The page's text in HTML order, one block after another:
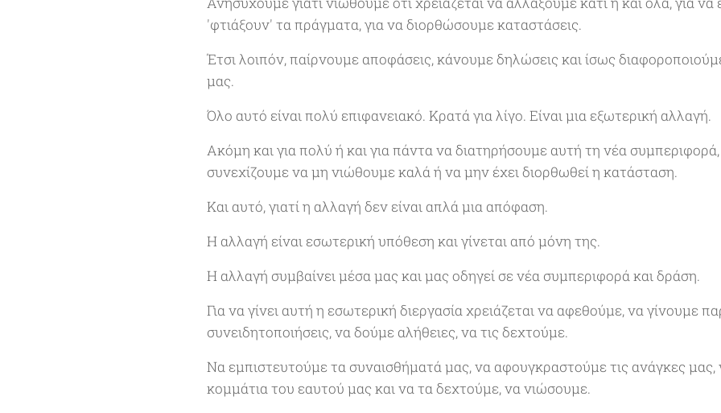
'φτιάξουν' τα πράγματα, για να διορθώσουμε καταστάσεις.
Έτσι λοιπόν, παίρνουμε αποφάσεις, κάνουμε δηλώσεις και ίσως
μας.
Όλο αυτό είναι πολύ επιφανειακό. Κρατά για λίγο. Είναι μια εξωτερική αλλαγή.
Ακόμη και για πολύ ή και για πάντα να διατηρήσουμε αυτή τη νέα
συνεχίζουμε να μη νιώθουμε καλά ή να μην έχει διορθωθεί η κατάσταση.
Και αυτό, γιατί η αλλαγή δεν είναι απλά μια απόφαση.
Η αλλαγή είναι εσωτερική υπόθεση και γίνεται από μόνη της.
Η αλλαγή συμβαίνει μέσα μας και μας οδηγεί σε νέα συμπεριφορά και δράση.
Για να γίνει αυτή η εσωτερική διεργασία χρειάζεται να αφεθούμε, να γίνουμε
συνειδητοποιήσεις, να δούμε αλήθειες, να τις δεχτούμε.
Να εμπιστευτούμε τα συναισθήματά μας, να αφουγκραστούμε τις ανάγκες
κομμάτια του εαυτού μας και να τα δεχτούμε, να νιώσουμε.